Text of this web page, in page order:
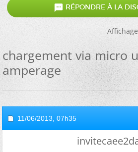
 RÉPONDRE À LA
chargement via micro
amperage
11/06/2013, 07h35